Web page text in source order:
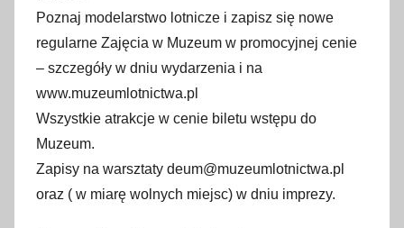
Poznaj modelarstwo lotnicze i zapisz się nowe
regularne Zajęcia w Muzeum w promocyjnej cenie
– szczegóły w dniu wydarzenia i na
www.muzeumlotnictwa.pl
Wszystkie atrakcje w cenie biletu wstępu do
Muzeum.
Zapisy na warsztaty deum@muzeumlotnictwa.pl
oraz ( w miarę wolnych miejsc) w dniu imprezy.